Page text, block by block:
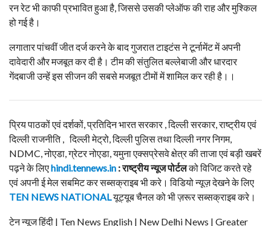
रन रेट भी काफी प्रभावित हुआ है, जिससे उसकी प्लेऑफ की राह और मुश्किल
हो गई है।
लगातार पांचवीं जीत दर्ज करने के बाद गुजरात टाइटंस ने टूर्नामेंट में अपनी
दावेदारी और मजबूत कर दी है। टीम की संतुलित बल्लेबाजी और धारदार
गेंदबाजी उन्हें इस सीजन की सबसे मजबूत टीमों में शामिल कर रही है।।
प्रिय पाठकों एवं दर्शकों, प्रतिदिन भारत सरकार , दिल्ली सरकार, राष्ट्रीय एवं
दिल्ली राजनीति , दिल्ली मेट्रो, दिल्ली पुलिस तथा दिल्ली नगर निगम,
NDMC, नोएडा, ग्रेटर नोएडा, यमुना एक्सप्रेसवे क्षेत्र की ताजा एवं बड़ी खबरें
पढ़ने के लिएhindi.tennews.in : राष्ट्रीय न्यूज पोर्टलको विजिट करते रहे
एवं अपनी ई मेल सबमिट कर सब्सक्राइब भी करे। विडियो न्यूज़ देखने के लिए
TEN NEWS NATIONALयूट्यूब चैनल को भी ज़रूर सब्सक्राइब करे।
टेन न्यूज हिंदी | Ten News English | New Delhi News | Greater